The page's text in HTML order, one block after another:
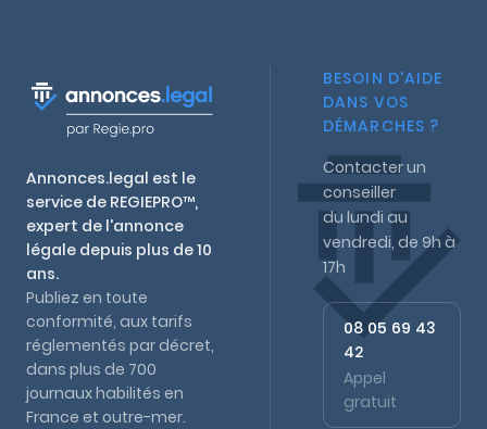
Annonces.legal est le
service de REGIEPRO™,
expert de l'annonce
légale depuis plus de 10
ans.
Publiez en toute
conformité, aux tarifs
réglementés par décret,
dans plus de 700
journaux habilités en
France et outre-mer.
BESOIN D'AIDE
DANS VOS
DÉMARCHES ?
Contacter un
conseiller
du lundi au
vendredi, de 9h à
17h
08 05 69 43
42
Appel
gratuit